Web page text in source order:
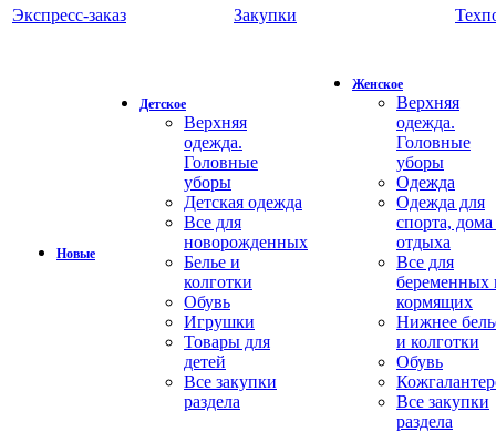
Экспресс-заказ Закупки
Новые
Детское
Верхняя
одежда.
Головные
уборы
Детская одежда
Все для
новорожденных
Белье и
колготки
Обувь
Игрушки
Товары для
детей
Все закупки
раздела
Женское
Верхняя
одежда.
Головные
уборы
Одежда
Одежда для
спорта,
отдыха
Все для
беременных
кормящих
Нижнее
и колготки
Обувь
Все закупки
раздела